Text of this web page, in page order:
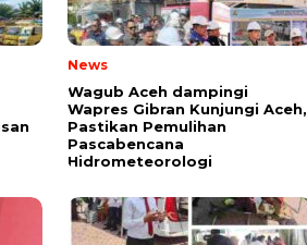
News
Wagub Aceh dampingi
Wapres Gibran Kunjungi Aceh,
Pastikan Pemulihan
Pascabencana
Hidrometeorologi